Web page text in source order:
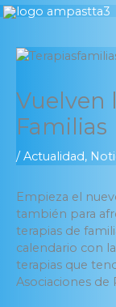
Ir
Vuelven
Familias
/Actualidad,
Empieza el
también para
terapias de
calendario con
terapias que
Asociaciones de